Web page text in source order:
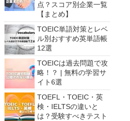
点？スコア別企業一覧
【まとめ】
TOEIC単語対策とレベ
ル別おすすめ英単語帳
12選
TOEICは過去問題で攻
略！？ | 無料の学習サ
イト6選
TOEFL・TOEIC・英
検・IELTSの違いと
は？受験すべきテスト